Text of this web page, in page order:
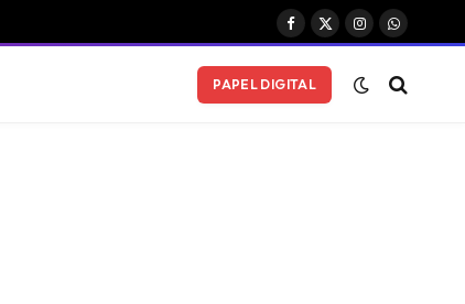
Facebook
X
Instagram
PAPEL DIGITAL